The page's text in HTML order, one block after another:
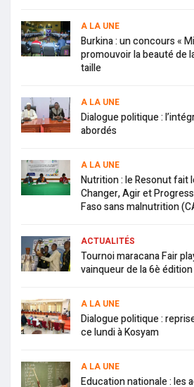
A LA UNE
Burkina : un concours «
promouvoir la beauté de
taille
A LA UNE
Dialogue politique :
abordés
A LA UNE
Nutrition : le Resonut fait
Changer, Agir et
Faso sans malnutrition
ACTUALITÉS
Tournoi maracana Fair
vainqueur de la 6è édition
A LA UNE
Dialogue politique :
ce lundi à Kosyam
A LA UNE
Education nationale : les